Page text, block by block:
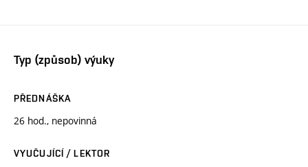
Typ (způsob) výuky
PŘEDNÁŠKA
26 hod., nepovinná
VYUČUJÍCÍ / LEKTOR